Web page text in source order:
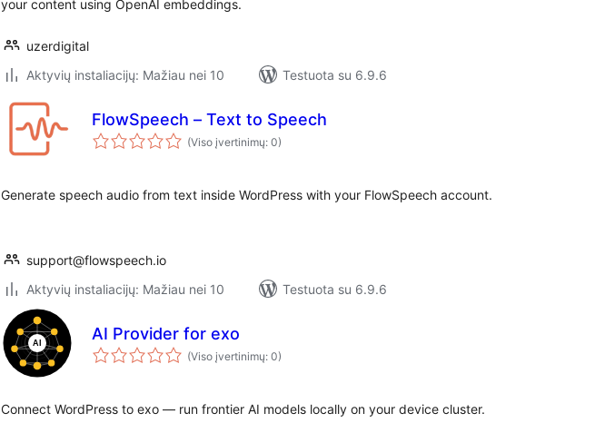
your content using OpenAI embeddings.
uzerdigital
Aktyvių instaliacijų: Mažiau nei 10
Testuota su 6.9.6
FlowSpeech – Text to Speech
(Viso įvertinimų: 0)
Generate speech audio from text inside WordPress with your FlowSpeech account.
support@flowspeech.io
Aktyvių instaliacijų: Mažiau nei 10
Testuota su 6.9.6
AI Provider for exo
(Viso įvertinimų: 0)
Connect WordPress to exo — run frontier AI models locally on your device cluster.